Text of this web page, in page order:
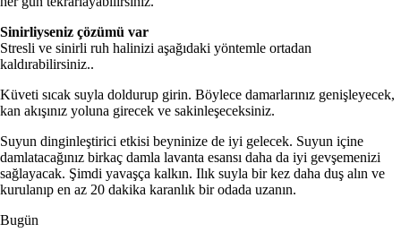
Sinirliyseniz çözümü var
Stresli ve sinirli ruh halinizi aşağıdaki yöntemle ortadan
kaldırabilirsiniz..
Küveti sıcak suyla doldurup girin. Böylece damarlarınız genişleyecek,
kan akışınız yoluna girecek ve sakinleşeceksiniz.
Suyun dinginleştirici etkisi beyninize de iyi gelecek. Suyun içine
damlatacağınız birkaç damla lavanta esansı daha da iyi gevşemenizi
sağlayacak. Şimdi yavaşça kalkın. Ilık suyla bir kez daha duş alın ve
kurulanıp en az 20 dakika karanlık bir odada uzanın.
Bugün